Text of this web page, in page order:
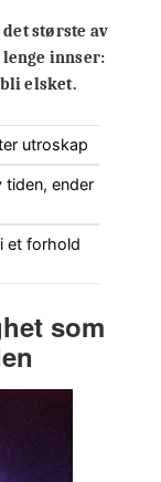
største av
lenge innser:
elsket.
utroskap
tiden, ender
et forhold
som